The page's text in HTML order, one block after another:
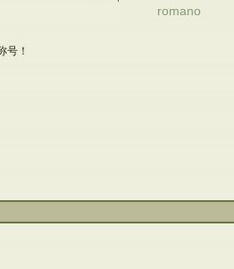
romano
号！